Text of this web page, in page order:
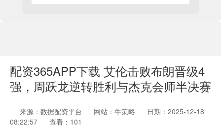
配资365APP下载 艾伦击败布朗晋级4
强，周跃龙逆转胜利与杰克会师半决赛
来源：数据配资平台 网站：牛策略
日期：2025-12-18
08:22:57
查看：101